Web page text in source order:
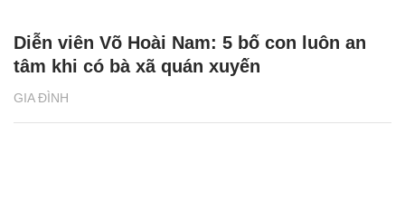
GIA ĐÌNH
Diễn viên Võ Hoài Nam: 5 bố con luôn an
tâm khi có bà xã quán xuyến